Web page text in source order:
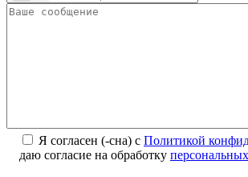
Я согласен (-сна) с Политикой
даю согласие на обработку